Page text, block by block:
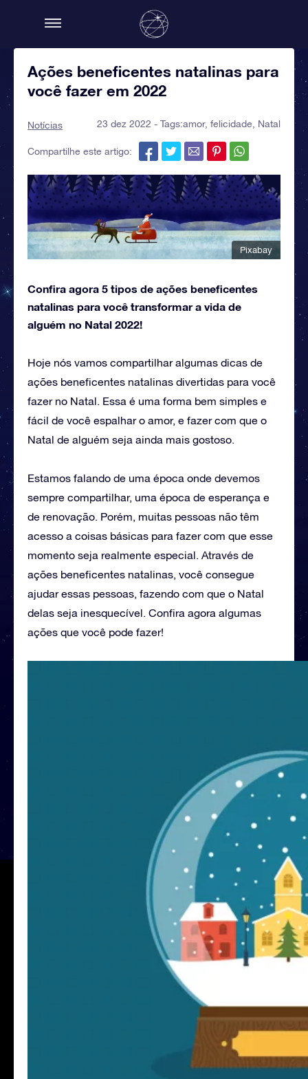
Ações beneficentes natalinas para
você fazer em 2022
Notícias 23 dez 2022 - Tags:amor, felicidade Natal
Compartilhe este artigo:
Pixabay
Confira agora 5 tipos de ações beneficentes
natalinas para você transformar a vida de
alguém no Natal 2022!
Hoje nós vamos compartilhar algumas dicas de
ações beneficentes natalinas divertidas para você
fazer no Natal. Essa é uma forma bem simples e
fácil de você espalhar o amor, e fazer com que o
Natal de alguém seja ainda mais gostoso.
Estamos falando de uma época onde devemos
sempre compartilhar, uma época de esperança e
de renovação. Porém, muitas pessoas não têm
acesso a coisas básicas para fazer com que esse
momento seja realmente especial. Através de
ações beneficentes natalinas, você consegue
ajudar essas pessoas, fazendo com que o Natal
delas seja inesquecível. Confira agora algumas
ações que você pode fazer!